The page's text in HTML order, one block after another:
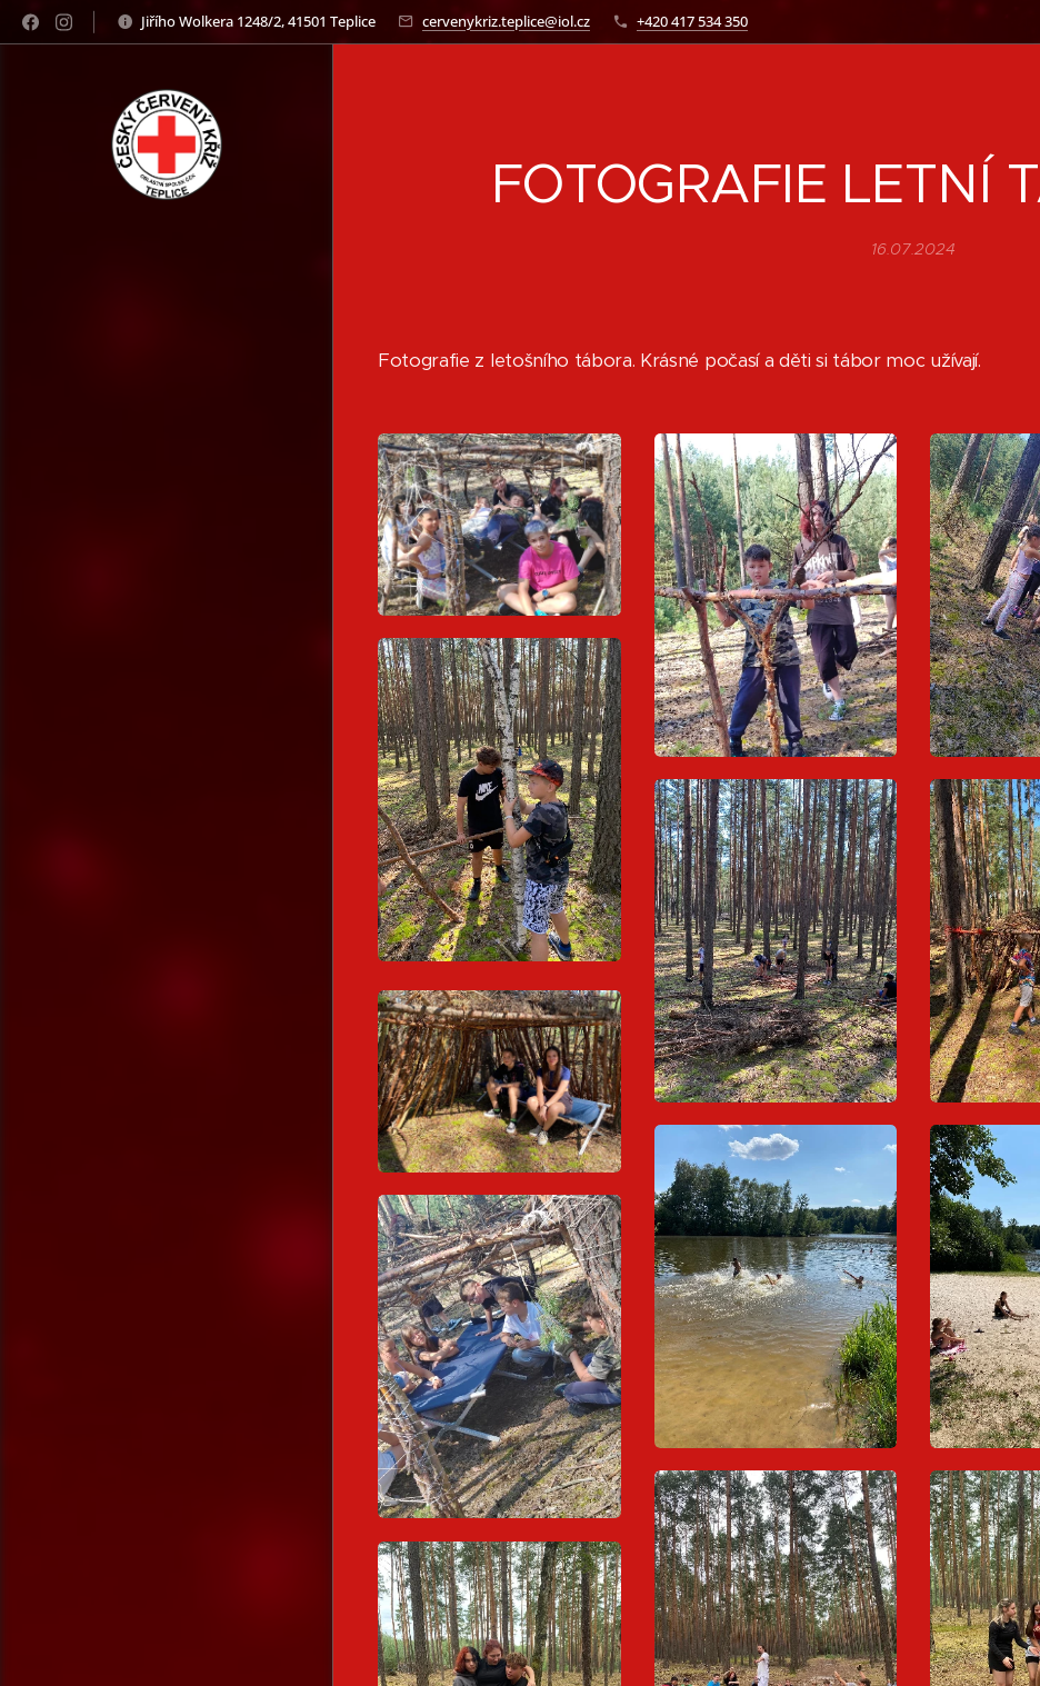
Jiřího Wolkera 1248/2, 41501 Teplice cervenykriz.teplice@iol.cz +420 417 534 350
FOTOGRAFIE LETNÍ
16.07.2024
Fotografie z letošního tábora. Krásné počasí a děti si tábor moc užívají.